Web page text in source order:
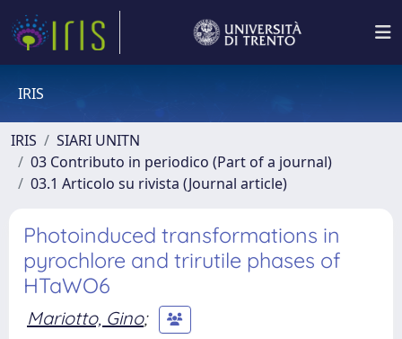
IRIS
IRIS
SIARI UNITN
03 Contributo in periodico (Part of a journal)
03.1 Articolo su rivista (Journal article)
Photoinduced transformations in
pyrochlore and trirutile phases of
HTaWO6
Mariotto, Gino;